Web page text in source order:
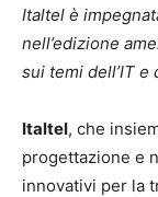
Italtel è
nell’edizione
sui temi dell’IT e
Italtel, che
progettazione e
innovativi per la